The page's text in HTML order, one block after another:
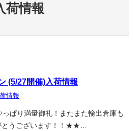
荷情報
(5/27開催)入荷情報
情報
ぱり満量御礼！またまた輸出倉庫も
とうございます！！★★…